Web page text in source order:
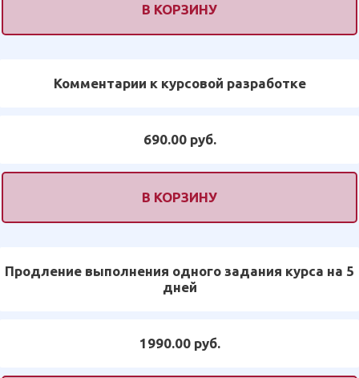
В КОРЗИНУ
Комментарии к курсовой разработке
690.00 руб.
В КОРЗИНУ
Продление выполнения одного задания курса на 5
дней
1990.00 руб.